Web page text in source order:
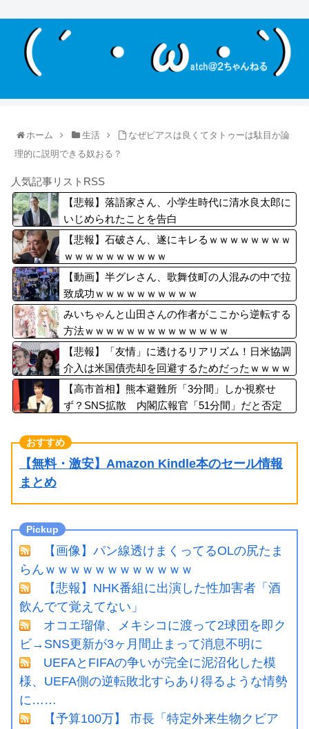
ホーム 生活
なぜピアスは良くてタトゥーは駄目か論
理的に説明できる奴おる？
人気記事リストRSS
【悲報】落語家さん、小学生時代に清水良太郎に
いじめられたことを告白
【悲報】石破さん、遂にキレるｗｗｗｗｗｗｗｗ
ｗｗｗｗｗｗｗｗｗｗ
【動画】半グレさん、歌舞伎町の人混みの中で拉
致成功ｗｗｗｗｗｗｗｗｗｗ
みいちゃんと山田さんの作者がここから逆転する
方法ｗｗｗｗｗｗｗｗｗｗｗｗｗｗ
【悲報】「友情」に透けるリアリズム！日米協調
介入は米国債売却を回避するためだったｗｗｗｗ
ｗｗｗ
【高市首相】熊本避難所「3分間」しか視察せ
ず？SNS拡散 内閣広報官「51分間」だと否定
【無料・激安】Amazon Kindle本のセール情報
まとめ
【画像】パン線透けまくってるOLの尻たま
らんｗｗｗｗｗｗｗｗｗｗｗｗ
【悲報】NHK番組に出演した性加害者「酒
飲んでて覚えてない」
オコエ瑠偉、メキシコに渡って2球団を即ク
ビ→SNS更新が3ヶ月間止まって消息不明に
UEFAとFIFAの争いが完全に泥沼化した模
様、UEFA側の逆転敗北すらあり得るような情勢
に……
【予算100万】 市長「特定外来生物クビア